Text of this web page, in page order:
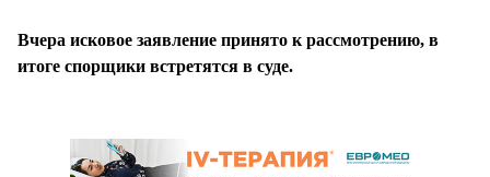
Вчера исковое заявление принято к рассмотрению, в
итоге спорщики встретятся в суде.